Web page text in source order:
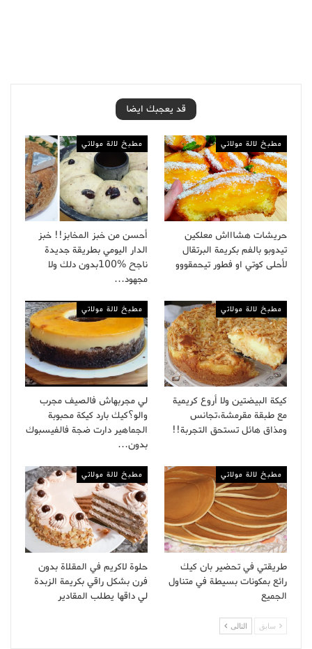
قد يعجبك ايضا
مطبخ لالة مولاتي
حريشات هشاااش معلكين
تيدوبو بالفم بكريمة البرتقال
لأحلى كوتي او فطور تيحمقووو
مطبخ لالة مولاتي
أحسن من خبز المخابز!! خبز
الدار اليومي بطريقة جديدة
ناجح %100بدون دلك ولا
مجهود…
مطبخ لالة مولاتي
كيكة البيضتين ولا أروع كريمية
مع طبقة مقرمشة،تجانس
ومذاق هائل تستحق التجربة!!
مطبخ لالة مولاتي
لي مجربهاش فالصيف مجرب
والو؟كيك بارد كيكة محبوبة
الجماهير دارت ضجة فالفيسبوك
بدون…
مطبخ لالة مولاتي
طريقتي في تحضير بان كيك
رائع بمكونات بسيطة في متناول
الجميع
مطبخ لالة مولاتي
حلوة لاكريم في المقلاة بدون
فرن بشكل راقي بكريمة الزبدة
لي داقها يطلب المقادير
سابق التالى